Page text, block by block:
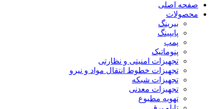
صفحه اصلی
محصولات
بیرینگ
پایپینگ
پمپ
پنوماتیک
تجهیزات امنیتی و نظارتی
تجهیزات خطوط انتقال مواد و نیرو
تجهیزات شبکه
تجهیزات معدنی
تهویه مطبوع